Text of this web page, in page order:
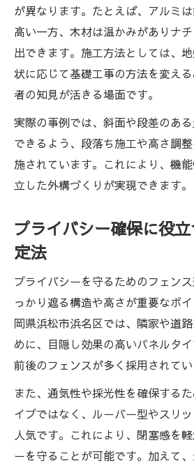
が異なります。たとえば、アルミ
高い一方、木材は温かみがありナ
出できます。施工方法としては、
状に応じて基礎工事の方法を変え
者の知見が活きる場面です。
実際の事例では、斜面や段差のあ
できるよう、段落ち施工や高さ調
施されています。これにより、機
立した外構づくりが実現できます。
プライバシー確保に役
定法
プライバシーを守るためのフェン
っかり遮る構造や高さが重要なポ
岡県浜松市浜名区では、隣家や道
めに、目隠し効果の高いパネルタ
前後のフェンスが多く採用されてい
また、通気性や採光性を確保する
イプではなく、ルーバー型やスリ
人気です。これにより、閉塞感を
ーを守ることが可能です。加えて